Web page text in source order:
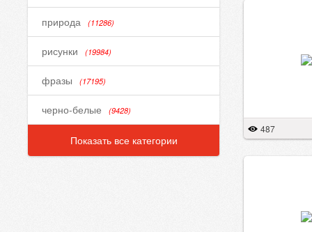
природа (11286)
рисунки (19984)
фразы (17195)
черно-белые (9428)
Показать все категории
487